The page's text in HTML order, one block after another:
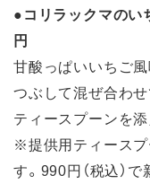
●コリラックマの
円
甘酸っぱいいちご
つぶして混ぜ合わ
ティースプーンを
※提供用ティース
す。990円（税込）